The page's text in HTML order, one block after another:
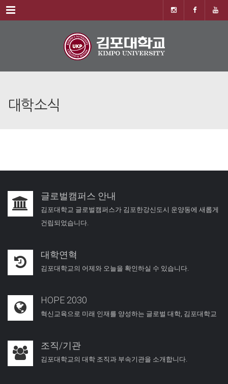
Menu
대학소식
글로벌캠퍼스 안내
김포대학교 글로벌캠퍼스가 김포한강신도시 운양동에 새롭게
건립되었습니다.
대학연혁
김포대학교의 어제와 오늘을 확인하실 수 있습니다.
HOPE 2030
혁신교육으로 미래 인재를 양성하는 글로벌 대학, 김포대학교
조직/기관
김포대학교의 대학 조직과 부속기관을 소개합니다.